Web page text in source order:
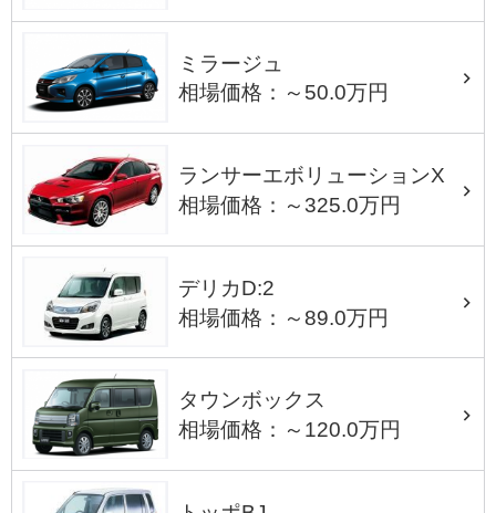
ミラージュ
相場価格：～50.0万円
ランサーエボリューションX
相場価格：～325.0万円
デリカD:2
相場価格：～89.0万円
タウンボックス
相場価格：～120.0万円